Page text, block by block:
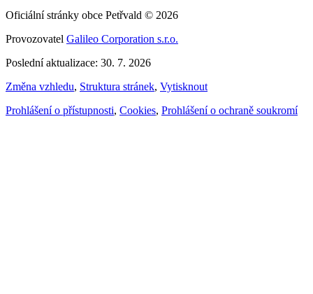
Oficiální stránky obce Petřvald © 2026
Provozovatel Galileo Corporation s.r.o.
Poslední aktualizace: 30. 7. 2026
Změna vzhledu, Struktura stránek, Vytisknout
Prohlášení o přístupnosti, Cookies, Prohlášení o ochraně soukromí